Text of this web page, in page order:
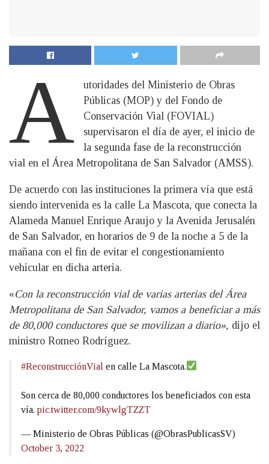
A
utoridades del Ministerio de Obras
Públicas (MOP) y del Fondo de
Conservación Vial (FOVIAL)
supervisaron el día de ayer, el inicio de
la segunda fase de la reconstrucción
vial en el Área Metropolitana de San Salvador (AMSS).
De acuerdo con las instituciones la primera vía que está
siendo intervenida es la calle La Mascota, que conecta la
Alameda Manuel Enrique Araujo y la Avenida Jerusalén
de San Salvador, en horarios de 9 de la noche a 5 de la
mañana con el fin de evitar el congestionamiento
vehicular en dicha arteria.
«Con la reconstrucción vial de varias arterias del Área
Metropolitana de San Salvador, vamos a beneficiar a más
de 80,000 conductores que se movilizan a diario», dijo el
ministro Romeo Rodríguez.
#ReconstrucciónVial en calle La Mascota.
Son cerca de 80,000 conductores los beneficiados con esta
vía. pic.twitter.com/9kywlgTZZT
— Ministerio de Obras Públicas (@ObrasPublicasSV)
October 3, 2022